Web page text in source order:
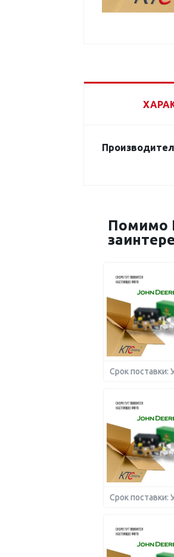
Помимо
Срок поставки:
Срок поставки: